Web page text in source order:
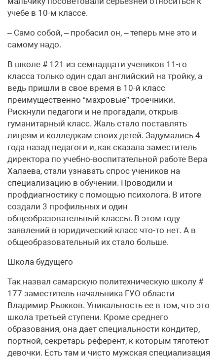
учебе в 10-м классе.
– Само собой, – пробасил он, – теперь мне это и
самому надо.
В школе # 121 из семнадцати учеников 11-го
класса только один сдал английский на тройку, а
ведь пришли в свое время в 10-й класс
преимущественно “махровые” троечники.
Рискнули педагоги и не прогадали, открыв
гуманитарный класс. Жаль стало поставлять
лицеям и колледжам своих детей. Задумались 4
года назад педагоги и, как сказала заместитель
директора по учебно-воспитательной работе Вера
Халаева, стали узнавать спрос учеников на
специализацию в обучении. Проводили и
профдиагностику с помощью психолога. В итоге
создали 3 профильных и один
общеобразовательный классы. В этом году
заявлений в юридический класс что-то нет. А в
общеобразовательный их стало больше.
Школа будущего
Так назвал самарскую политехническую школу #
177 заместитель начальника ГУО области
Владимир Рыжков. Уникальность ее в том, что это
школа третьей ступени. Кроме среднего
образования, она дает специальности кондитер,
портной, секретарь-референт, к которым тяготеют
девочки. Есть там и чисто мужская специализация